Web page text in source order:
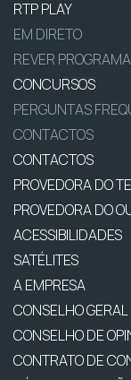
RTP PLAY
EM DIRETO
REVER
CONCURSOS
PERGUNTAS
CONTACTOS
CONTACTOS
PROVEDORA DO
PROVEDORA DO
ACESSIBILIDADES
SATÉLITES
A EMPRESA
CONSELHO
CONSELHO DE
CONTRATO DE